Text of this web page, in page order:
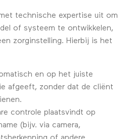
technische expertise uit om
of systeem te ontwikkelen,
zorginstelling. Hierbij is het
en op het juiste
afgeeft, zonder dat de cliënt
controle plaatsvindt op
(bijv. via camera,